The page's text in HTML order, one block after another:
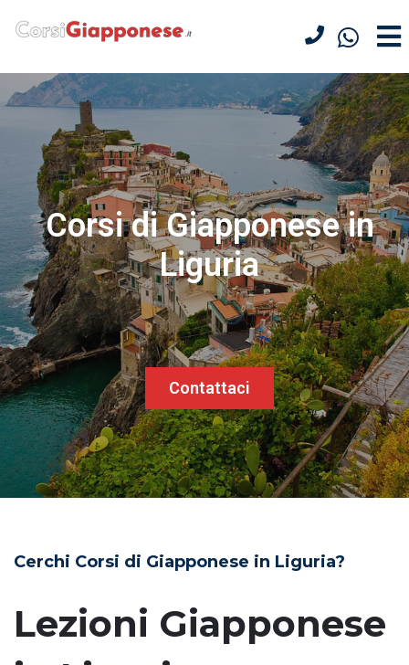
Corsi di Giapponese in
Liguria
Contattaci
Lezioni Giapponese
Cerchi Corsi di Giapponese in Liguria?